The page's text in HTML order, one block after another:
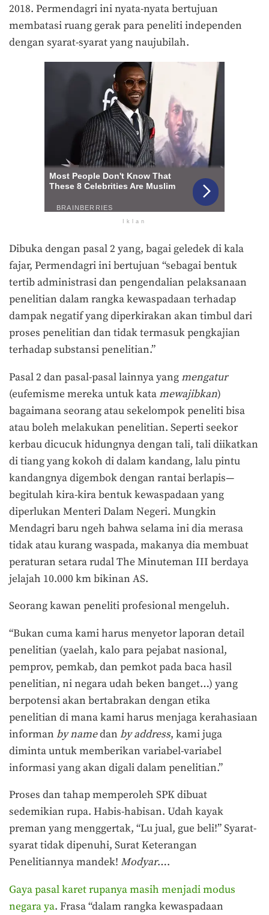
2018. Permendagri ini nyata-nyata bertujuan
membatasi ruang gerak para peneliti independen
dengan syarat-syarat yang naujubilah.
Iklan
Dibuka dengan pasal 2 yang, bagai geledek di kala
fajar, Permendagri ini bertujuan “sebagai bentuk
tertib administrasi dan pengendalian pelaksanaan
penelitian dalam rangka kewaspadaan terhadap
dampak negatif yang diperkirakan akan timbul dari
proses penelitian dan tidak termasuk pengkajian
terhadap substansi penelitian.”
Pasal 2 dan pasal-pasal lainnya yangmengatur
(eufemisme mereka untuk katamewajibkan)
bagaimana seorang atau sekelompok peneliti bisa
atau boleh melakukan penelitian. Seperti seekor
kerbau dicucuk hidungnya dengan tali, tali diikatkan
di tiang yang kokoh di dalam kandang, lalu pintu
kandangnya digembok dengan rantai berlapis—
begitulah kira-kira bentuk kewaspadaan yang
diperlukan Menteri Dalam Negeri. Mungkin
Mendagri baru ngeh bahwa selama ini dia merasa
tidak atau kurang waspada, makanya dia membuat
peraturan setara rudal The Minuteman III berdaya
jelajah 10.000 km bikinan AS.
Seorang kawan peneliti profesional mengeluh.
“Bukan cuma kami harus menyetor laporan detail
penelitian (yaelah, kalo para pejabat nasional,
pemprov, pemkab, dan pemkot pada baca hasil
penelitian, ni negara udah beken banget…) yang
berpotensi akan bertabrakan dengan etika
penelitian di mana kami harus menjaga kerahasiaan
informan by namedan by address, kami juga
diminta untuk memberikan variabel-variabel
informasi yang akan digali dalam penelitian.”
Proses dan tahap memperoleh SPK dibuat
sedemikian rupa. Habis-habisan. Udah kayak
preman yang menggertak, “Lu jual, gue beli!” Syarat-
syarat tidak dipenuhi, Surat Keterangan
Penelitiannya mandek! Modyar….
Gaya pasal karet rupanya masih menjadi modus
negara ya. Frasa “dalam rangka kewaspadaan